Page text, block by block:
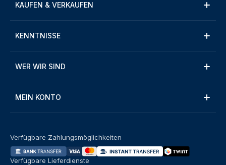
KAUFEN & VERKAUFEN
KENNTNISSE
WER WIR SIND
MEIN KONTO
Verfügbare Zahlungsmöglichkeiten
Verfügbare Lieferdienste